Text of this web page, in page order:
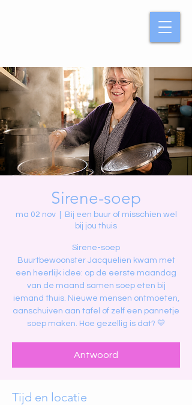
Sirene-soep
ma 02 nov
  |
Bij een buur of misschien wel
bij jou thuis
Sirene-soep
Buurtbewoonster Jacquelien kwam met
een heerlijk idee: op de eerste maandag
van de maand samen soep eten bij
iemand thuis. Nieuwe mensen ontmoeten,
aanschuiven aan tafel of zelf een pannetje
soep maken. Hoe gezellig is dat? 💛
Antwoord
Tijd en locatie